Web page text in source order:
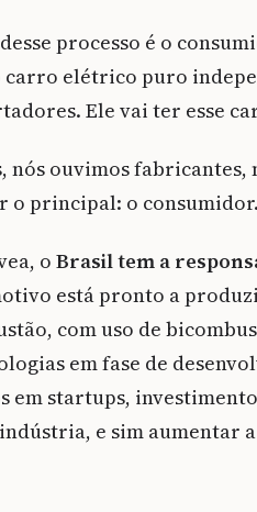
processo é o
elétrico puro
Ele vai ter esse
nós ouvimos
o principal: o
o Brasil tem a
está pronto a
com uso de
em fase de
startups,
e sim aumentar